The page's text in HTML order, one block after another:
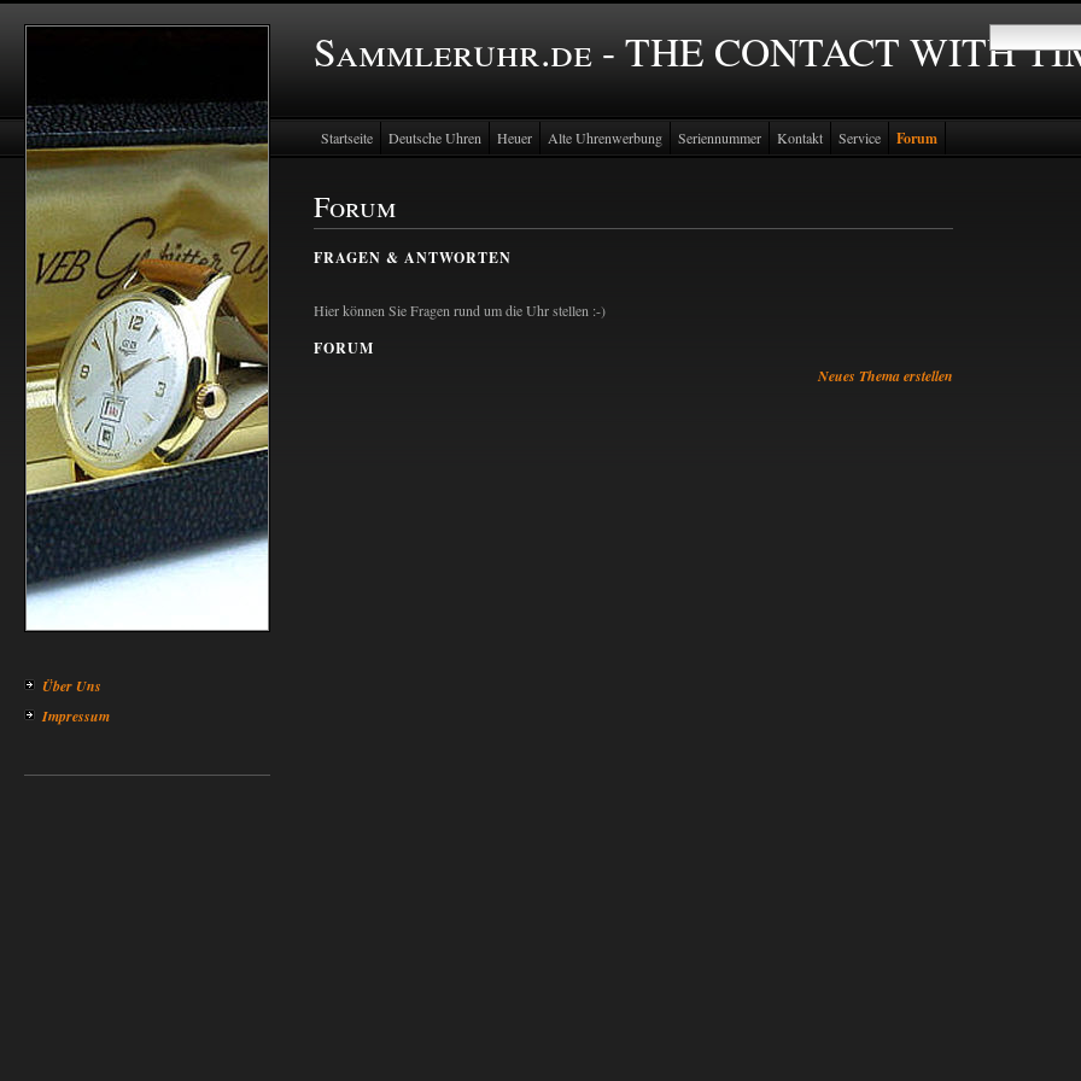
Sammleruhr.de - THE CONTACT WITH
Über Uns
Impressum
Startseite Deutsche Uhren Heuer Alte Uhrenwerbung Seriennummer Kontakt Service Forum
Forum
FRAGEN & ANTWORTEN
Hier können Sie Fragen rund um die Uhr stellen :-)
FORUM
Neues Thema erstellen